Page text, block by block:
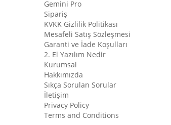
Gemini Pro
Sipariş
KVKK Gizlilik Politikası
Mesafeli Satış Sözleşmesi
Garanti ve İade Koşulları
2. El Yazılım Nedir
Kurumsal
Hakkımızda
Sıkça Sorulan Sorular
İletişim
Privacy Policy
Terms and Conditions